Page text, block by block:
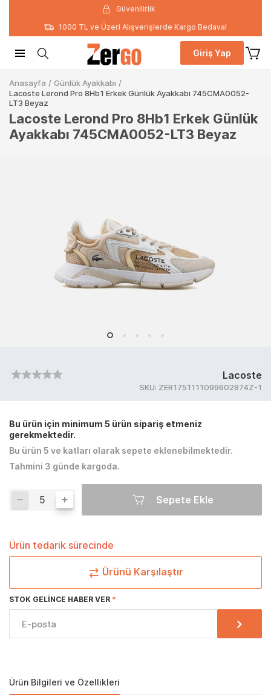
Güvenilirlik
1000 TL ve Üzeri Alışverişlerde Kargo Bedava!
Giriş Yap
Anasayfa / Günlük Ayakkabı /
Lacoste Lerond Pro 8Hb1 Erkek Günlük Ayakkabı 745CMA0052-
LT3 Beyaz
Lacoste Lerond Pro 8Hb1 Erkek Günlük
Ayakkabı 745CMA0052-LT3 Beyaz
Lacoste
SKU: ZER1751111099602874Z-1
Bu ürün için minimum 5 ürün sipariş etmeniz
gerekmektedir.
Bu ürün 5 ve katları olarak sepete eklenebilmektedir.
Tahmini 3 günde kargoda.
Sepete Ekle
Ürün tedarik sürecinde
Ürünü Karşılaştır
STOK GELINCE HABER VER
Ürün Bilgileri ve Özellikleri